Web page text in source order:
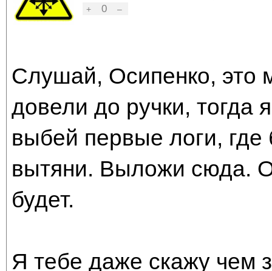
+
0 –
Слушай, Осипенко, это
довели до ручки, тогда
выбей первые логи,
вытяни. Выложи сюда.
будет.
Я тебе даже скажу чем